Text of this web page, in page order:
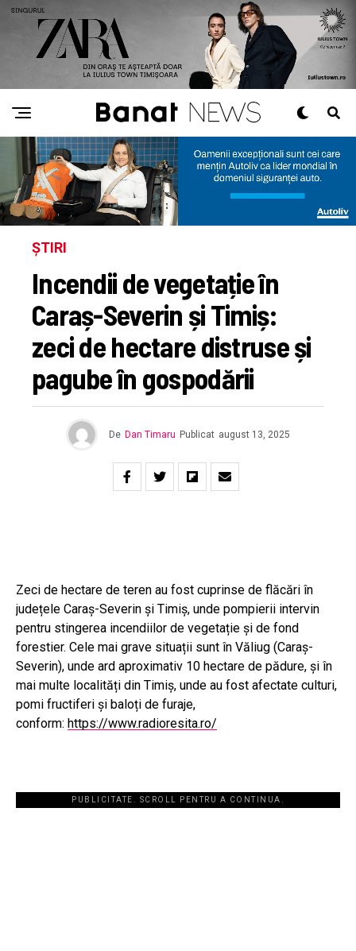
ȘTIRI
Incendii de vegetație în
Caraș-Severin și Timiș:
zeci de hectare distruse și
pagube în gospodării
De Dan Timaru Publicat august 13, 2025
Zeci de hectare de teren au fost cuprinse de flăcări în
județele Caraș-Severin și Timiș, unde pompierii intervin
pentru stingerea incendiilor de vegetație și de fond
forestier. Cele mai grave situații sunt în Văliug (Caraș-
Severin), unde ard aproximativ 10 hectare de pădure, și în
mai multe localități din Timiș, unde au fost afectate culturi,
pomi fructiferi și baloți de furaje,
conform: https://www.radioresita.ro/
PUBLICITATE. SCROLL PENTRU A CONTINUA.